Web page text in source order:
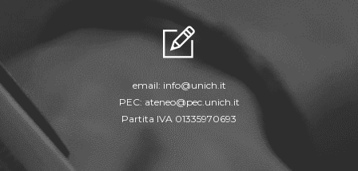
email: info@unich.it
PEC: ateneo@pec.unich.it
Partita IVA 01335970693